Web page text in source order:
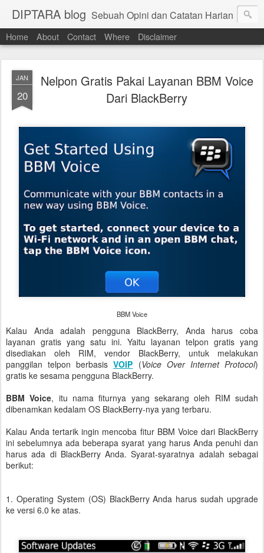
DIPTARA blog Sebuah Opini dan Catatan Harian
Home About Contact Where Disclaimer
JAN
20
Nelpon Gratis Pakai Layanan BBM Voice
Dari BlackBerry
BBM Voice
Kalau Anda adalah pengguna BlackBerry, Anda harus coba
layanan gratis yang satu ini. Yaitu layanan telpon gratis yang
disediakan oleh RIM, vendor BlackBerry, untuk melakukan
panggilan telpon berbasisVOIP (Voice Over Internet Protocol)
gratis ke sesama pengguna BlackBerry.
BBM Voice, itu nama fiturnya yang sekarang oleh RIM sudah
dibenamkan kedalam OS BlackBerry-nya yang terbaru.
Kalau Anda tertarik ingin mencoba fitur BBM Voice dari BlackBerry
ini sebelumnya ada beberapa syarat yang harus Anda penuhi dan
harus ada di BlackBerry Anda. Syarat-syaratnya adalah sebagai
berikut:
1. Operating System (OS) BlackBerry Anda harus sudah upgrade
ke versi 6.0 ke atas.